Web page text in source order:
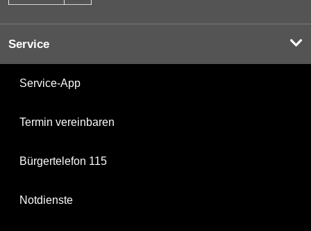
Service
Service-App
Termin vereinbaren
Bürgertelefon 115
Notdienste